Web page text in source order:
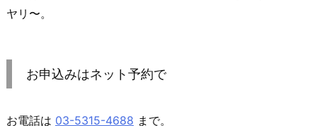
ヤリ〜。
お申込みはネット予約で
お電話は 03-5315-4688 まで。